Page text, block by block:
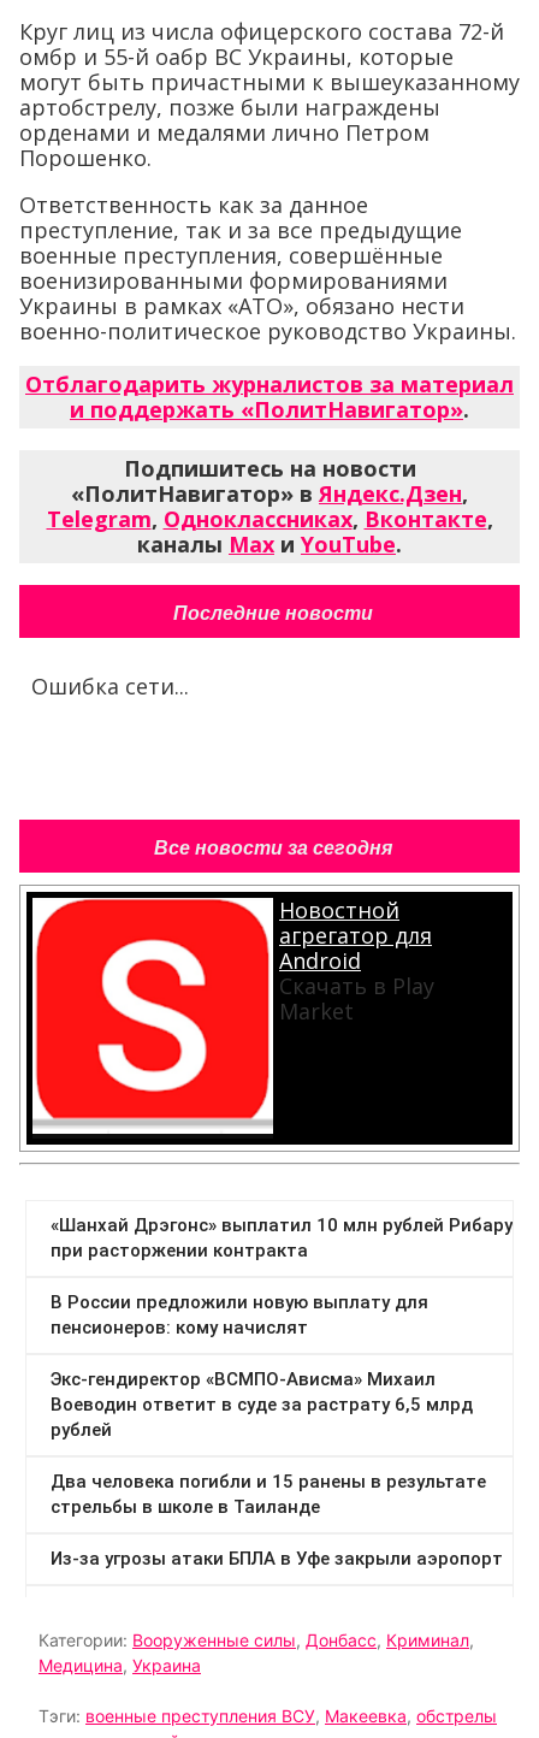
Круг лиц из числа офицерского состава 72-й
омбр и 55-й оабр ВС Украины, которые
могут быть причастными к вышеуказанному
артобстрелу, позже были награждены
орденами и медалями лично Петром
Порошенко.
Ответственность как за данное
преступление, так и за все предыдущие
военные преступления, совершённые
военизированными формированиями
Украины в рамках «АТО», обязано нести
военно-политическое руководство Украины.
Отблагодарить журналистов за материал
и поддержать «ПолитНавигатор».
Подпишитесь на новости
«ПолитНавигатор» вЯндекс.Дзен,
Telegram, Одноклассниках, Вконтакте,
каналы Max и YouTube.
Последние новости
Ошибка сети...
Все новости за сегодня
Новостной
агрегатор для
Android
Скачать в Play
Market
Категории: Вооруженные силы, Донбасс, Криминал,
Медицина, Украина
Тэги: военные преступления ВСУ, Макеевка, обстрелы